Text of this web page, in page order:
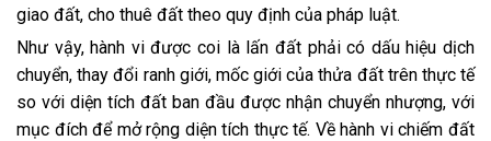
giao đất, cho thuê đất theo quy định của pháp luật.
Như vậy, hành vi được coi là lấn đất phải có dấu hiệu dịch
chuyển, thay đổi ranh giới, mốc giới của thửa đất trên thực tế
so với diện tích đất ban đầu được nhận chuyển nhượng, với
mục đích để mở rộng diện tích thực tế. Về hành vi chiếm đất